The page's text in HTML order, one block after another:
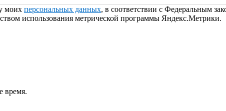
моих персональных данных, в соответствии с Федеральным
использования метрической программы Яндекс.Метрики.
время.